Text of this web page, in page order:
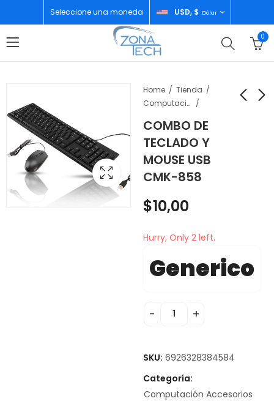
Seleccione una moneda USD, $ Dólar
0
Home
Tienda
Computación Accesorios
COMBO DE
TECLADO Y
MOUSE USB
CMK-858
6/256GB MORADO
$128,00
6GB/128GB GREY
$161,00
$10,00
Hurry, Only 2 left.
Generico
SKU: 6926328384584
Categoría:
Computación Accesorios